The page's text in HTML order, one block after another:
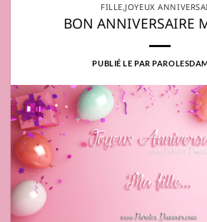
FILLE, JOYEUX
BON ANNIVERSAIRE
PUBLIÉ LEPAR